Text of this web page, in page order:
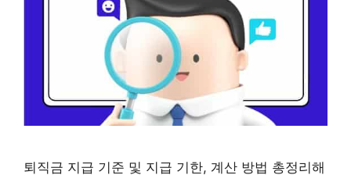
퇴직금 지급 기준 및 지급 기한, 계산 방법 총정리해